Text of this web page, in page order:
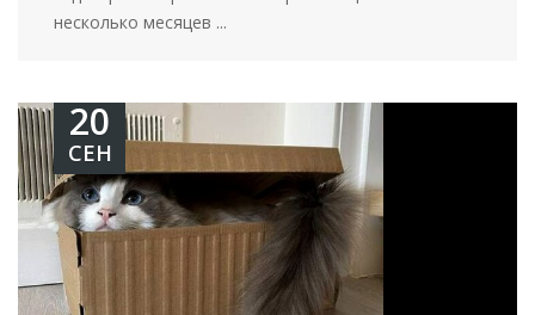
несколько месяцев ...
20
СЕН